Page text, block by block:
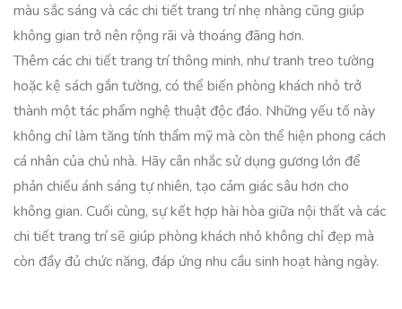
màu sắc sáng và các chi tiết trang trí nhẹ nhàng cũng giúp
không gian trở nên rộng rãi và thoáng đãng hơn.
Thêm các chi tiết trang trí thông minh, như tranh treo tường
hoặc kệ sách gắn tường, có thể biến phòng khách nhỏ trở
thành một tác phẩm nghệ thuật độc đáo. Những yếu tố này
không chỉ làm tăng tính thẩm mỹ mà còn thể hiện phong cách
cá nhân của chủ nhà. Hãy cân nhắc sử dụng gương lớn để
phản chiếu ánh sáng tự nhiên, tạo cảm giác sâu hơn cho
không gian. Cuối cùng, sự kết hợp hài hòa giữa nội thất và các
chi tiết trang trí sẽ giúp phòng khách nhỏ không chỉ đẹp mà
còn đầy đủ chức năng, đáp ứng nhu cầu sinh hoạt hàng ngày.